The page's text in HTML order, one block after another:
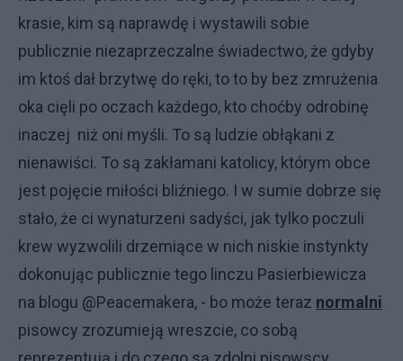
krasie, kim są naprawdę i wystawili sobie
publicznie niezaprzeczalne świadectwo, że gdyby
im ktoś dał brzytwę do ręki, to to by bez zmrużenia
oka cięli po oczach każdego, kto choćby odrobinę
inaczej niż oni myśli. To są ludzie obłąkani z
nienawiści. To są zakłamani katolicy, którym obce
jest pojęcie miłości bliźniego. I w sumie dobrze się
stało, że ci wynaturzeni sadyści, jak tylko poczuli
krew wyzwolili drzemiące w nich niskie instynkty
dokonując publicznie tego linczu Pasierbiewicza
na blogu @Peacemakera, - bo może teraz normalni
pisowcy zrozumieją wreszcie, co sobą